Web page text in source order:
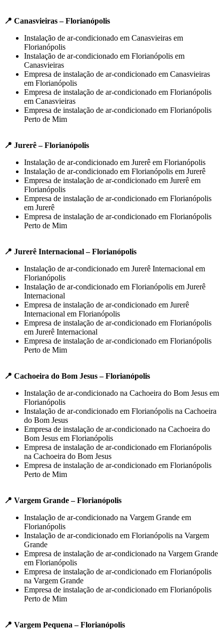
📍 Canasvieiras – Florianópolis
Instalação de ar-condicionado em Canasvieiras em
Florianópolis
Instalação de ar-condicionado em Florianópolis em
Canasvieiras
Empresa de instalação de ar-condicionado em Canasvieiras
em Florianópolis
Empresa de instalação de ar-condicionado em Florianópolis
em Canasvieiras
Empresa de instalação de ar-condicionado em Florianópolis
Perto de Mim
📍 Jurerê – Florianópolis
Instalação de ar-condicionado em Jurerê em Florianópolis
Instalação de ar-condicionado em Florianópolis em Jurerê
Empresa de instalação de ar-condicionado em Jurerê em
Florianópolis
Empresa de instalação de ar-condicionado em Florianópolis
em Jurerê
Empresa de instalação de ar-condicionado em Florianópolis
Perto de Mim
📍 Jurerê Internacional – Florianópolis
Instalação de ar-condicionado em Jurerê Internacional em
Florianópolis
Instalação de ar-condicionado em Florianópolis em Jurerê
Internacional
Empresa de instalação de ar-condicionado em Jurerê
Internacional em Florianópolis
Empresa de instalação de ar-condicionado em Florianópolis
em Jurerê Internacional
Empresa de instalação de ar-condicionado em Florianópolis
Perto de Mim
📍 Cachoeira do Bom Jesus – Florianópolis
Instalação de ar-condicionado na Cachoeira do Bom Jesus em
Florianópolis
Instalação de ar-condicionado em Florianópolis na Cachoeira
do Bom Jesus
Empresa de instalação de ar-condicionado na Cachoeira do
Bom Jesus em Florianópolis
Empresa de instalação de ar-condicionado em Florianópolis
na Cachoeira do Bom Jesus
Empresa de instalação de ar-condicionado em Florianópolis
Perto de Mim
📍 Vargem Grande – Florianópolis
Instalação de ar-condicionado na Vargem Grande em
Florianópolis
Instalação de ar-condicionado em Florianópolis na Vargem
Grande
Empresa de instalação de ar-condicionado na Vargem Grande
em Florianópolis
Empresa de instalação de ar-condicionado em Florianópolis
na Vargem Grande
Empresa de instalação de ar-condicionado em Florianópolis
Perto de Mim
📍 Vargem Pequena – Florianópolis